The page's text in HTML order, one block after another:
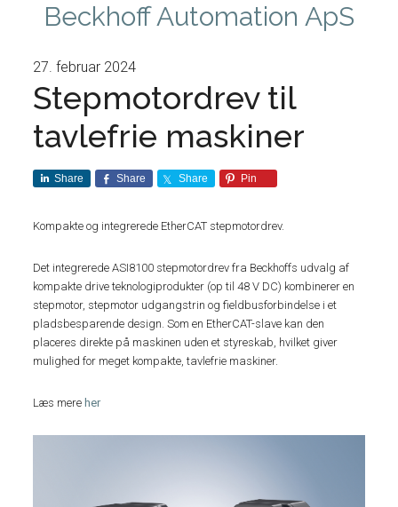
Beckhoff Automation ApS
27. februar 2024
Stepmotordrev til
tavlefrie maskiner
Share Share Share Pin
Kompakte og integrerede EtherCAT stepmotordrev.
Det integrerede ASI8100 stepmotordrev fra Beckhoffs udvalg af
kompakte drive teknologiprodukter (op til 48 V DC) kombinerer en
stepmotor, stepmotor udgangstrin og fieldbusforbindelse i et
pladsbesparende design. Som en EtherCAT-slave kan den
placeres direkte på maskinen uden et styreskab, hvilket giver
mulighed for meget kompakte, tavlefrie maskiner.
Læs mere her